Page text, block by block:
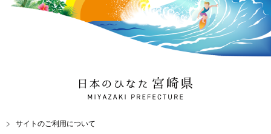
日本のひなた 宮崎県
MIYAZAKI PREFECTURE
サイトのご利用について